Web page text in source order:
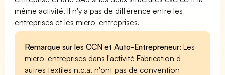
même activité. Il n'y a pas de différence entre les
entreprises et les micro-entreprises.
Remarque sur les CCN et Auto-Entrepreneur: Les
micro-entreprises dans l'activité Fabrication d
autres textiles n.c.a. n'ont pas de convention